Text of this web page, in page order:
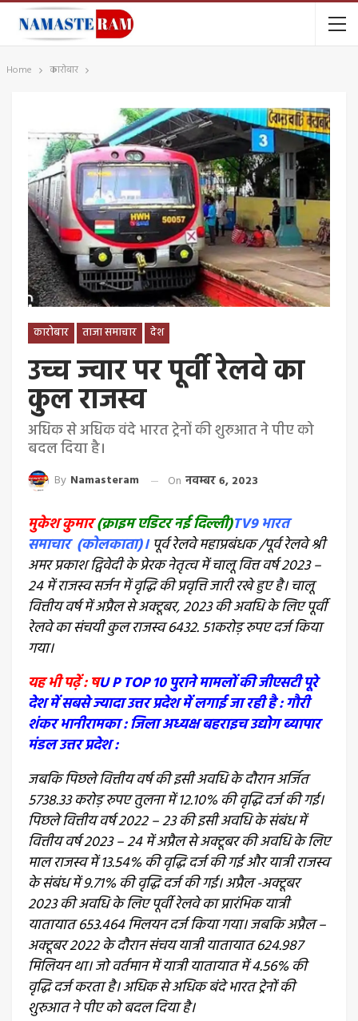
Home कारोबार
कारोबार ताजा समाचार देश
उच्च ज्वार पर पूर्वी रेलवे का
कुल राजस्व
अधिक से अधिक वंदे भारत ट्रेनों की शुरुआत ने पीए को
बदल दिया है।
By Namasteram On नवम्बर 6, 2023
मुकेश कुमार(क्राइम एडिटर नई दिल्ली)TV9 भारत
समाचार (कोलकाता)।पूर्व रेलवे महाप्रबंधक /पूर्व रेलवे श्री
अमर प्रकाश द्विवेदी के प्रेरक नेतृत्व में चालू वित्त वर्ष 2023 –
24 में राजस्व सर्जन में वृद्धि की प्रवृत्ति जारी रखे हुए है। चालू
वित्तीय वर्ष में अप्रैल से अक्टूबर, 2023 की अवधि के लिए पूर्वी
रेलवे का संचयी कुल राजस्व 6432. 51करोड़ रुपए दर्ज किया
गया।
यह भी पढ़ें : षU P TOP 10 पुराने मामलों की जीएसटी पूरे
देश में सबसे ज्यादा उत्तर प्रदेश में लगाई जा रही है : गौरी
शंकर भानीरामका : जिला अध्यक्ष बहराइच उद्योग ब्यापार
मंडल उत्तर प्रदेश :
जबकि पिछले वित्तीय वर्ष की इसी अवधि के दौरान अर्जित
5738.33 करोड़ रुपए तुलना में 12.10% की वृद्धि दर्ज की गई।
पिछले वित्तीय वर्ष 2022 – 23 की इसी अवधि के संबंध में
वित्तीय वर्ष 2023 – 24 में अप्रैल से अक्टूबर की अवधि के लिए
माल राजस्व में 13.54% की वृद्धि दर्ज की गई और यात्री राजस्व
के संबंध में 9.71% की वृद्धि दर्ज की गई। अप्रैल -अक्टूबर
2023 की अवधि के लिए पूर्वी रेलवे का प्रारंभिक यात्री
यातायात 653.464 मिलयन दर्ज किया गया। जबकि अप्रैल –
अक्टूबर 2022 के दौरान संचय यात्री यातायात 624.987
मिलियन था। जो वर्तमान में यात्री यातायात में 4.56% की
वृद्धि दर्ज करता है। अधिक से अधिक बंदे भारत ट्रेनों की
शुरुआत ने पीए को बदल दिया है।